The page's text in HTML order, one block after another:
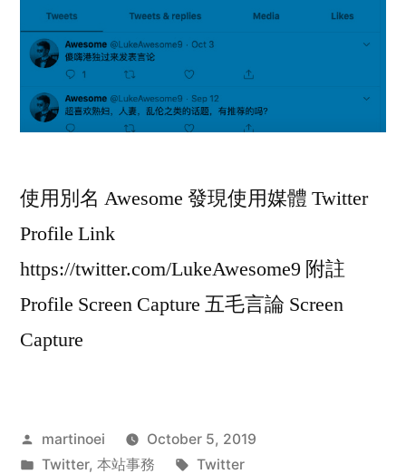
使用別名 Awesome 發現使用媒體 Twitter
Profile Link
https://twitter.com/LukeAwesome9 附註
Profile Screen Capture 五毛言論 Screen
Capture
Posted
by
martinoei
October 5, 2019
Posted
Twitter, 本站事務 Tags:
Twitter